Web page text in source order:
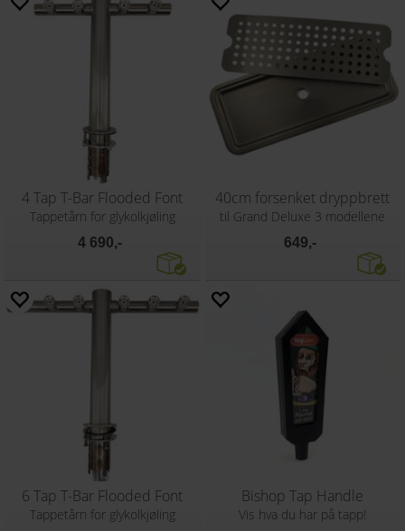
4 Tap T-Bar Flooded Font
Tappetårn for glykolkjøling
4 690,-
40cm forsenket dryppbrett
til Grand Deluxe 3 modellene
649,-
6 Tap T-Bar Flooded Font
Tappetårn for glykolkjøling
Bishop Tap Handle
Vis hva du har på tapp!